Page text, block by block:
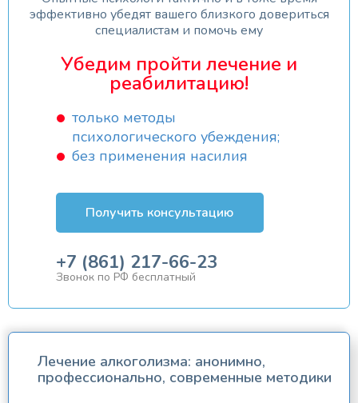
эффективно убедят вашего близкого довериться
специалистам и помочь ему
Убедим пройти лечение и
реабилитацию!
только методы
психологического убеждения;
без применения насилия
Получить консультацию
+7 (861) 217-66-23
Звонок по РФ бесплатный
Лечение алкоголизма: анонимно,
профессионально, современные методики